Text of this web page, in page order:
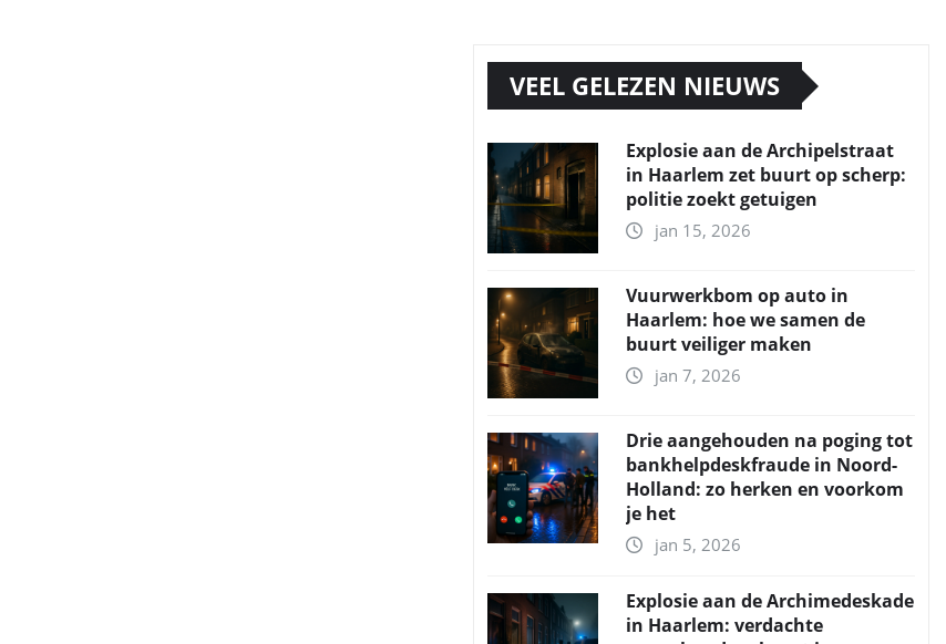
VEEL GELEZEN NIEUWS
Explosie aan de Archipelstraat
in Haarlem zet buurt op scherp:
politie zoekt getuigen
jan 15, 2026
Vuurwerkbom op auto in
Haarlem: hoe we samen de
buurt veiliger maken
jan 7, 2026
Drie aangehouden na poging tot
bankhelpdeskfraude in Noord-
Holland: zo herken en voorkom
je het
jan 5, 2026
Explosie aan de Archimedeskade
in Haarlem: verdachte